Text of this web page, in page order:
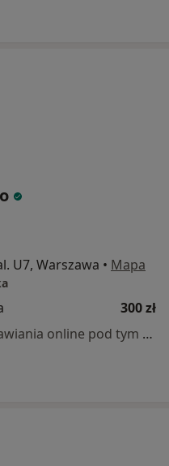
U7, Warszawa • Mapa
300 zł
Specjalista nie oferuje umawiania online pod tym adresem.